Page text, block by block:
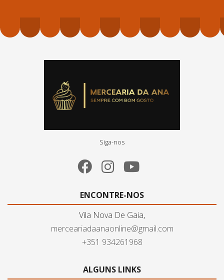
Siga-nos
ENCONTRE-NOS
Vila Nova De Gaia,
merceariadaanaonline@gmail.com
+351 934261968
ALGUNS LINKS